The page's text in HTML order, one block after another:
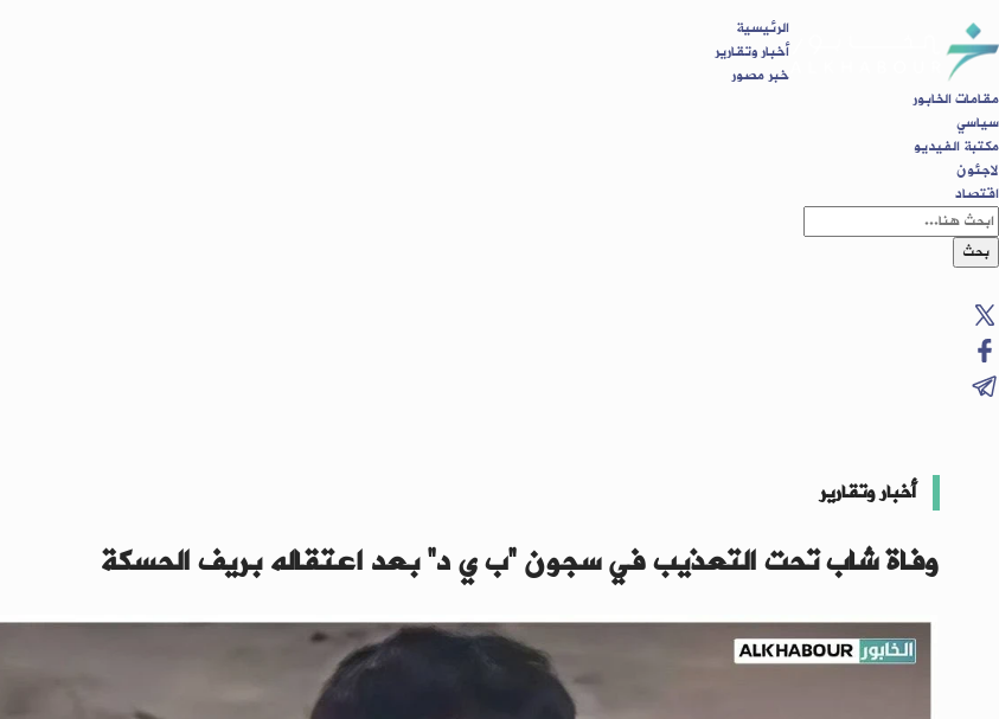
الرئيسية
أخبار وتقارير
خبر مصور
مقامات الخابور
سياسي
مكتبة الفيديو
لاجئون
اقتصاد
بحث
أخبار وتقارير
وفاة شاب تحت التعذيب في سجون “ب ي د” بعد اعتقاله بريف الحسكة